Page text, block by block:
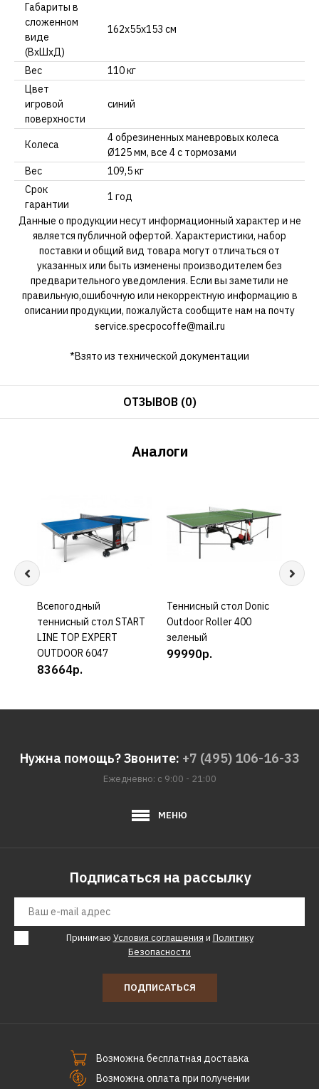
Габариты в
сложенном
виде
(ВхШхД)
162x55x153 см
Вес
110 кг
Цвет
игровой
поверхности
синий
Колеса
4 обрезиненных маневровых колеса
Ø125 мм, все 4 с тормозами
Вес
109,5 кг
Срок
гарантии
1 год
Данные о продукции несут информационный характер и не
является публичной офертой. Характеристики, набор
поставки и общий вид товара могут отличаться от
указанных или быть изменены производителем без
предварительного уведомления. Если вы заметили не
правильную,ошибочную или некорректную информацию в
описании продукции, пожалуйста сообщите нам на почту
service.specpocoffe@mail.ru
*Взято из технической документации
ОТЗЫВОВ (0)
Аналоги
КУПИТЬ
Всепогодный
теннисный стол START
LINE TOP EXPERT
OUTDOOR 6047
83664р.
КУПИТЬ
Теннисный стол Donic
Outdoor Roller 400
зеленый
99990р.
Нужна помощь? Звоните: +7 (495) 106-16-33
Ежедневно: с 9:00 - 21:00
МЕНЮ
Подписаться на рассылку
Принимаю Условия соглашения и Политику
Безопасности
ПОДПИСАТЬСЯ
Возможна бесплатная доставка
Возможна оплата при получении